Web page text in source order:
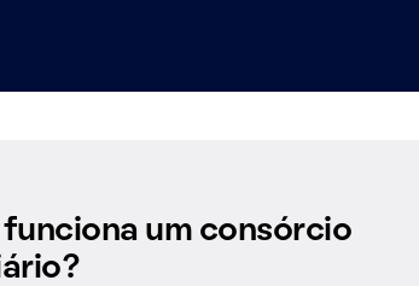
um consórcio